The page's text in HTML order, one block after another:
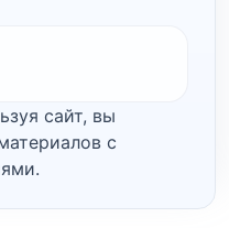
сайт, вы
с